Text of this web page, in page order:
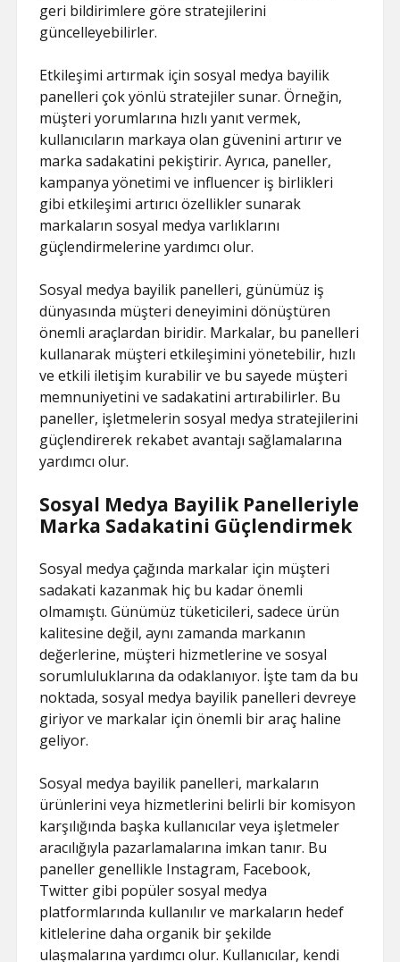
geri bildirimlere göre stratejilerini
güncelleyebilirler.
Etkileşimi artırmak için sosyal medya bayilik
panelleri çok yönlü stratejiler sunar. Örneğin,
müşteri yorumlarına hızlı yanıt vermek,
kullanıcıların markaya olan güvenini artırır ve
marka sadakatini pekiştirir. Ayrıca, paneller,
kampanya yönetimi ve influencer iş birlikleri
gibi etkileşimi artırıcı özellikler sunarak
markaların sosyal medya varlıklarını
güçlendirmelerine yardımcı olur.
Sosyal medya bayilik panelleri, günümüz iş
dünyasında müşteri deneyimini dönüştüren
önemli araçlardan biridir. Markalar, bu panelleri
kullanarak müşteri etkileşimini yönetebilir, hızlı
ve etkili iletişim kurabilir ve bu sayede müşteri
memnuniyetini ve sadakatini artırabilirler. Bu
paneller, işletmelerin sosyal medya stratejilerini
güçlendirerek rekabet avantajı sağlamalarına
yardımcı olur.
Sosyal Medya Bayilik Panelleriyle
Marka Sadakatini Güçlendirmek
Sosyal medya çağında markalar için müşteri
sadakati kazanmak hiç bu kadar önemli
olmamıştı. Günümüz tüketicileri, sadece ürün
kalitesine değil, aynı zamanda markanın
değerlerine, müşteri hizmetlerine ve sosyal
sorumluluklarına da odaklanıyor. İşte tam da bu
noktada, sosyal medya bayilik panelleri devreye
giriyor ve markalar için önemli bir araç haline
geliyor.
Sosyal medya bayilik panelleri, markaların
ürünlerini veya hizmetlerini belirli bir komisyon
karşılığında başka kullanıcılar veya işletmeler
aracılığıyla pazarlamalarına imkan tanır. Bu
paneller genellikle Instagram, Facebook,
Twitter gibi popüler sosyal medya
platformlarında kullanılır ve markaların hedef
kitlelerine daha organik bir şekilde
ulaşmalarına yardımcı olur. Kullanıcılar, kendi